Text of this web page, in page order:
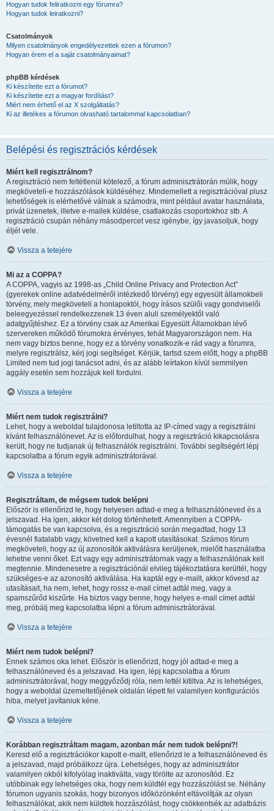
Hogyan tudok feliratkozni egy fórumra?
Hogyan tudok leiratkozni?
Csatolmányok
Milyen csatolmányok engedélyezettek ezen a fórumon?
Hogyan érem el a saját csatolmányaimat?
phpBB kérdések
Ki készítette ezt a fórumot?
Ki készítette ezt a magyar fordítást?
Miért nem érhető el az X szolgáltatás?
Ki az illetékes a fórumon olvasható tartalommal kapcsolatban?
Belépési és regisztrációs kérdések
Miért kell regisztrálnom?
A regisztráció nem feltétlenül kötelező, a fórum adminisztrátorán múlik, hogy
megköveteli-e hozzászólások küldéséhez. Mindemellett a regisztrációval plusz
lehetőségek is elérhetővé válnak a számodra, mint például avatar használata,
privát üzenetek, illetve e-mailek küldése, csatlakozás csoportokhoz stb. A
regisztráció csupán néhány másodpercet vesz igénybe, így javasoljuk, hogy
éljél vele.
Vissza a tetejére
Mi az a COPPA?
A COPPA, vagyis az 1998-as „Child Online Privacy and Protection Act”
(gyerekek online adatvédelméről intézkedő törvény) egy egyesült államokbeli
törvény, mely megköveteli a honlapoktól, hogy írásos szülői vagy gondviselői
beleegyezéssel rendelkezzenek 13 éven aluli személyektől való
adatgyűjtéshez. Ez a törvény csak az Amerikai Egyesült Államokban lévő
szervereken működő fórumokra érvényes, tehát Magyarországon nem. Ha
nem vagy biztos benne, hogy ez a törvény vonatkozik-e rád vagy a fórumra,
melyre regisztrálsz, kérj jogi segítséget. Kérjük, tartsd szem előtt, hogy a phpBB
Limited nem tud jogi tanácsot adni, és az alább leírtakon kívül semmilyen
aggály esetén sem hozzájuk kell fordulni.
Vissza a tetejére
Miért nem tudok regisztrálni?
Lehet, hogy a weboldal tulajdonosa letiltotta az IP-címed vagy a regisztrálni
kívánt felhasználónevet. Az is előfordulhat, hogy a regisztráció kikapcsolásra
került, hogy ne tudjanak új felhasználók regisztrálni. További segítségért lépj
kapcsolatba a fórum egyik adminisztrátorával.
Vissza a tetejére
Regisztráltam, de mégsem tudok belépni
Először is ellenőrizd le, hogy helyesen adtad-e meg a felhasználóneved és a
jelszavad. Ha igen, akkor két dolog történhetett. Amennyiben a COPPA-
támogatás be van kapcsolva, és a regisztráció során megadtad, hogy 13
évesnél fiatalabb vagy, követned kell a kapott utasításokat. Számos fórum
megköveteli, hogy az új azonosítók aktiválásra kerüljenek, mielőtt használatba
lehetne venni őket. Ezt vagy egy adminisztrátornak vagy a felhasználónak kell
megtennie. Mindenesetre a regisztrációnál elvileg tájékoztatásra kerültél, hogy
szükséges-e az azonosító aktiválása. Ha kaptál egy e-mailt, akkor kövesd az
utasításait, ha nem, lehet, hogy rossz e-mail címet adtál meg, vagy a
spamszűrőd kiszűrte. Ha biztos vagy benne, hogy helyes e-mail címet adtál
meg, próbálj meg kapcsolatba lépni a fórum adminisztrátorával.
Vissza a tetejére
Miért nem tudok belépni?
Ennek számos oka lehet. Először is ellenőrizd, hogy jól adtad-e meg a
felhasználóneved és a jelszavad. Ha igen, lépj kapcsolatba a fórum
adminisztrátorával, hogy meggyőződj róla, nem lettél kitiltva. Az is lehetséges,
hogy a weboldal üzemeltetőjének oldalán lépett fel valamilyen konfigurációs
hiba, melyet javítaniuk kéne.
Vissza a tetejére
Korábban regisztráltam magam, azonban már nem tudok belépni?!
Keresd elő a regisztrációkor kapott e-mailt, ellenőrizd le a felhasználóneved és
a jelszavad, majd próbálkozz újra. Lehetséges, hogy az adminisztrátor
valamilyen okból kifolyólag inaktiválta, vagy törölte az azonosítód. Ez
utóbbinak egy lehetséges oka, hogy nem küldtél egy hozzászólást se. Néhány
fórumon ugyanis szokás, hogy bizonyos időközönként eltávolítják az olyan
felhasználókat, akik nem küldtek hozzászólást, hogy csökkentsék az adatbázis